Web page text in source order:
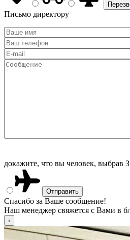
Письмо директору
докажите, что вы человек, выбрав
Спасибо за Ваше сообщение!
Наш менеджер свяжется с Вами в